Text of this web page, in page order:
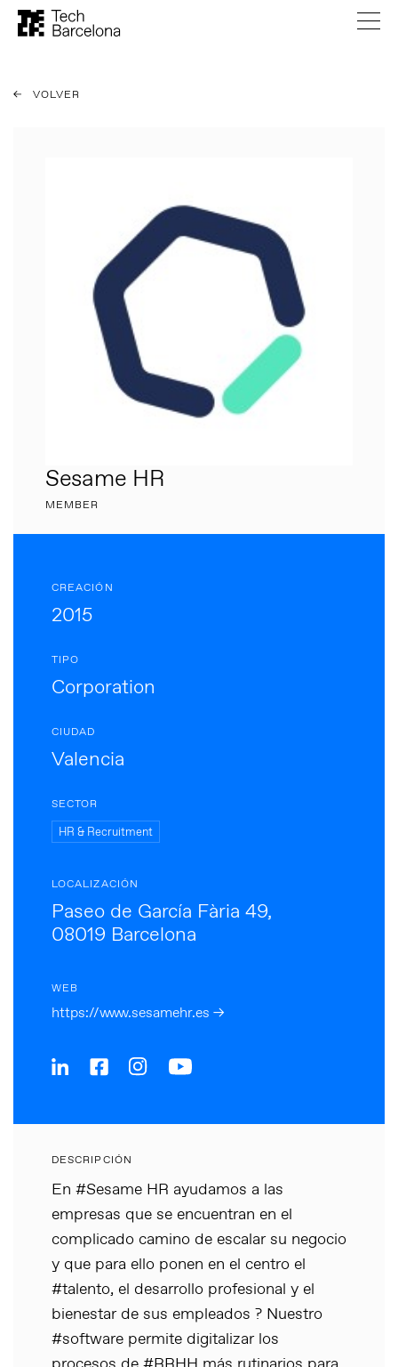
VOLVER
Sesame HR
MEMBER
CREACIÓN
2015
TIPO
Corporation
CIUDAD
Valencia
SECTOR
HR & Recruitment
LOCALIZACIÓN
Paseo de García Fària 49,
08019 Barcelona
WEB
https://www.sesamehr.es →
DESCRIPCIÓN
En #Sesame HR ayudamos a las
empresas que se encuentran en el
complicado camino de escalar su negocio
y que para ello ponen en el centro el
#talento, el desarrollo profesional y el
bienestar de sus empleados ? Nuestro
#software permite digitalizar los